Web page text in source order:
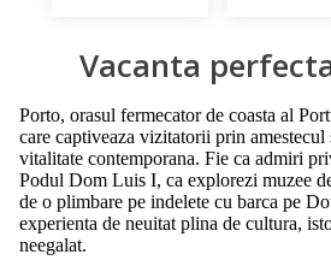
Vacanta
Porto, orasul fermecator de coasta al
care captiveaza vizitatorii prin amestecul
vitalitate contemporana. Fie ca admiri
Podul Dom Luis I, ca explorezi muzee
de o plimbare pe indelete cu barca pe
experienta de neuitat plina de cultura,
neegalat.